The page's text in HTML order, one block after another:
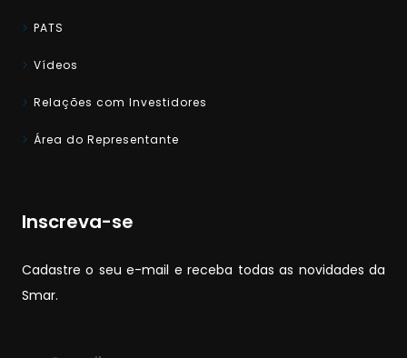
PATS
Vídeos
Relações com Investidores
Área do Representante
Inscreva-se
Cadastre o seu e-mail e receba todas as novidades da
Smar.